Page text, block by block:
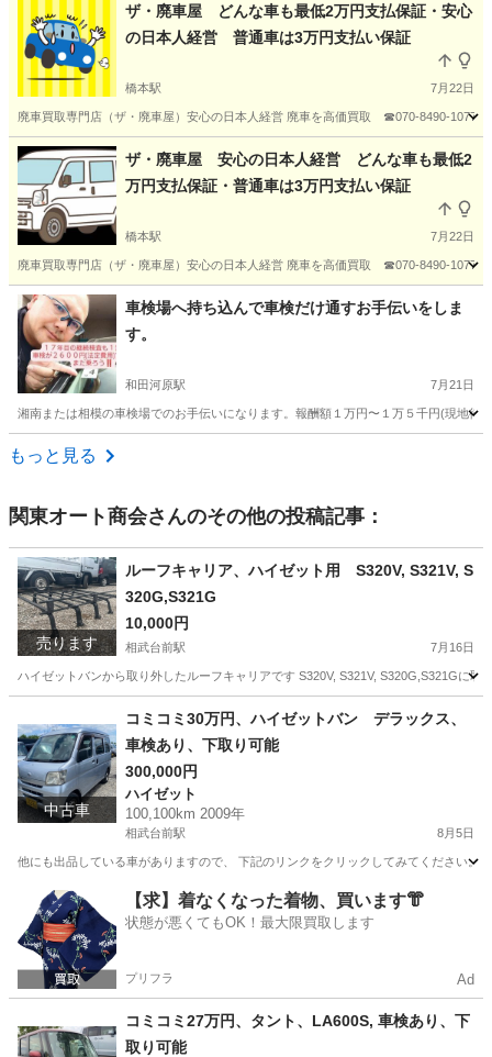
ザ・廃車屋 どんな車も最低2万円支払保証・安心
の日本人経営 普通車は3万円支払い保証
橋本駅 7月22日
廃車買取専門店（ザ・廃車屋）安心の日本人経営 廃車を高価買取 ☎070-8490-
神奈川 横浜市 橋本駅 車検 廃車
ザ・廃車屋 安心の日本人経営 どんな車も最低2
万円支払保証・普通車は3万円支払い保証
橋本駅 7月22日
廃車買取専門店（ザ・廃車屋）安心の日本人経営 廃車を高価買取 ☎070-8490-
神奈川 相模原市 橋本駅 車検 廃車
車検場へ持ち込んで車検だけ通すお手伝いをしま
す。
和田河原駅 7月21日
湘南または相模の車検場でのお手伝いになります。報酬額１万円〜１万５千円(現地
神奈川 南足柄市
もっと見る
関東オート商会さんのその他の投稿記事：
売ります
ルーフキャリア、ハイゼット用 S320V, S321V, S
320G,S321G
10,000円
相武台前駅 7月16日
ハイゼットバンから取り外したルーフキャリアです S320V, S321V, S320G,S321Gに
相武台前駅 キャリア、ラック
中古車
コミコミ30万円、ハイゼットバン デラックス、
車検あり、下取り可能
300,000円
ハイゼット
100,100km 2009年
相武台前駅 8月5日
他にも出品している車がありますので、 下記のリンクをクリックしてみてください。
神奈川 相模原市 相武台前駅 ハイゼット カーゴ
【求】着なくなった着物、買います👘
状態が悪くてもOK！最大限買取します
プリフラ Ad
コミコミ27万円、タント、LA600S, 車検あり、下
取り可能